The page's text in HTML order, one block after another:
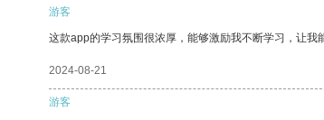
游客
这款app的学习氛围很浓厚，能够激励我不断学习，让我
2024-08-21
游客